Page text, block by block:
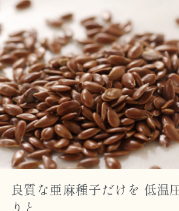
良質な亜麻種子だけを 低温
りと